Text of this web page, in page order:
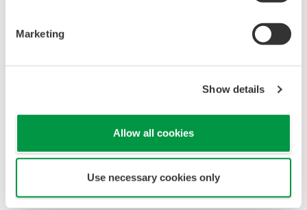
Marketing
Show details
Allow all cookies
Use necessary cookies only
Verbeterde engineering-tools
Met de conversietool kunnen nu ook gelijktijdig
meerdere proces-graphics worden geconverteerd.
Andere engineeringtools van Exaquantum R3.01 zijn
verder verbeterd om de engineeringbelasting te
verminderen.